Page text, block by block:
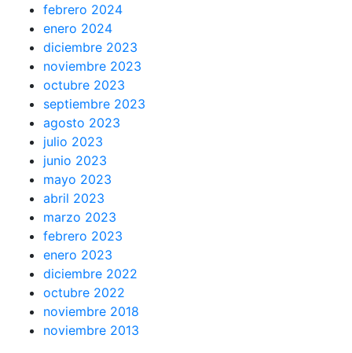
febrero 2024
enero 2024
diciembre 2023
noviembre 2023
octubre 2023
septiembre 2023
agosto 2023
julio 2023
junio 2023
mayo 2023
abril 2023
marzo 2023
febrero 2023
enero 2023
diciembre 2022
octubre 2022
noviembre 2018
noviembre 2013